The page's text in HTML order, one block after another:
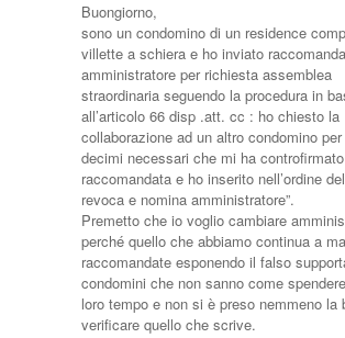
Buongiorno,
sono un condomino di un residence
villette a schiera e ho inviato
amministratore per richiesta assemblea
straordinaria seguendo la procedura in
all’articolo 66 disp .att. cc : ho chiesto la
collaborazione ad un altro condomino
decimi necessari che mi ha
raccomandata e ho inserito nell’ordine
revoca e nomina amministratore”.
Premetto che io voglio cambiare
perché quello che abbiamo continua a
raccomandate esponendo il falso
condomini che non sanno come
loro tempo e non si è preso nemmeno la
verificare quello che scrive.